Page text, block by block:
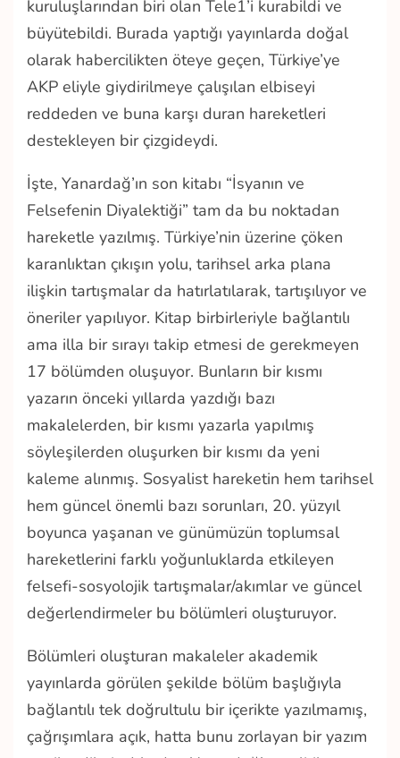
kuruluşlarından biri olan Tele1’i kurabildi ve
büyütebildi. Burada yaptığı yayınlarda doğal
olarak habercilikten öteye geçen, Türkiye’ye
AKP eliyle giydirilmeye çalışılan elbiseyi
reddeden ve buna karşı duran hareketleri
destekleyen bir çizgideydi.
İşte, Yanardağ’ın son kitabı “İsyanın ve
Felsefenin Diyalektiği” tam da bu noktadan
hareketle yazılmış. Türkiye’nin üzerine çöken
karanlıktan çıkışın yolu, tarihsel arka plana
ilişkin tartışmalar da hatırlatılarak, tartışılıyor ve
öneriler yapılıyor. Kitap birbirleriyle bağlantılı
ama illa bir sırayı takip etmesi de gerekmeyen
17 bölümden oluşuyor. Bunların bir kısmı
yazarın önceki yıllarda yazdığı bazı
makalelerden, bir kısmı yazarla yapılmış
söyleşilerden oluşurken bir kısmı da yeni
kaleme alınmış. Sosyalist hareketin hem tarihsel
hem güncel önemli bazı sorunları, 20. yüzyıl
boyunca yaşanan ve günümüzün toplumsal
hareketlerini farklı yoğunluklarda etkileyen
felsefi-sosyolojik tartışmalar/akımlar ve güncel
değerlendirmeler bu bölümleri oluşturuyor.
Bölümleri oluşturan makaleler akademik
yayınlarda görülen şekilde bölüm başlığıyla
bağlantılı tek doğrultulu bir içerikte yazılmamış,
çağrışımlara açık, hatta bunu zorlayan bir yazım